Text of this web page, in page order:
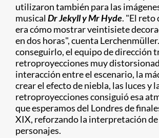
utilizaron también para las
musicalDr Jekyll y Mr Hyde. "El reto
era cómo mostrar veintisiete
en dos horas", cuenta
conseguirlo, el equipo de dirección
retroproyecciones muy
interacción entre el escenario, la
crear el efecto de niebla, las luces y
retroproyecciones consiguió esa
que esperamos del Londres de
XIX, reforzando la interpretación de
personajes.